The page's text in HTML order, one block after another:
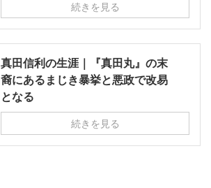
続きを見る
真田信利の生涯｜『真田丸』の末
裔にあるまじき暴挙と悪政で改易
となる
続きを見る